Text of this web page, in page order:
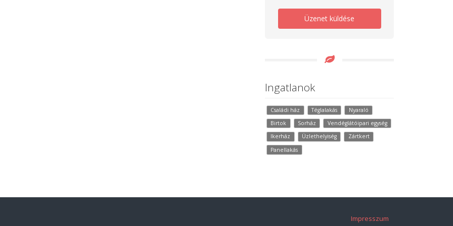
Üzenet küldése
Ingatlanok
Családi ház Téglalakás
Nyaraló
Birtok
Sorház
Vendéglátóipari egység
Ikerház
Üzlethelyiség
Zártkert
Panellakás
Impresszum